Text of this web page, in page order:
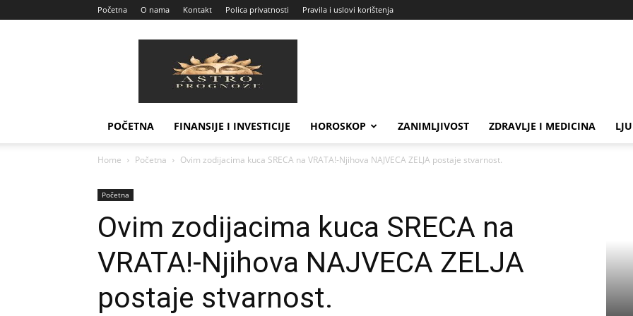
Početna O nama Kontakt Polica privatnosti Pravila i uslovi korištenja
Prognoze
POČETNA FINANSIJE I INVESTICIJE HOROSKOP ZANIMLJIVOST ZDRAVLJE I MEDICINA
Home Početna Ovim zodijacima kuca SRECA na VRATA!-Njihova NAJVECA ZELJA postaje stvarnost.
Početna
Ovim zodijacima kuca SRECA na
VRATA!-Njihova NAJVECA ZELJA
postaje stvarnost.